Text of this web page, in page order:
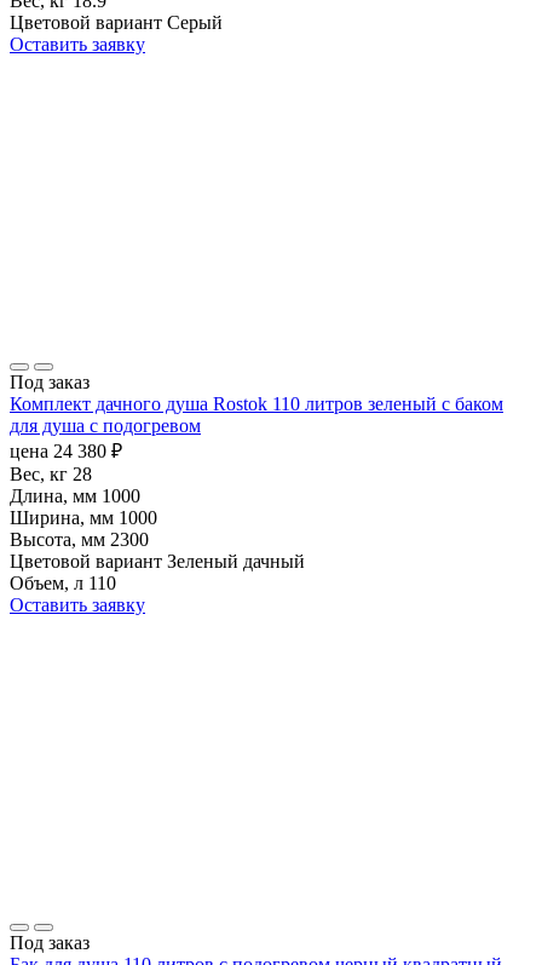
Цветовой вариант Серый
Оставить заявку
Под заказ
Комплект дачного душа Rostok 110 литров зеленый с баком
для душа с подогревом
цена 24 380 ₽
Вес, кг 28
Длина, мм 1000
Ширина, мм 1000
Высота, мм 2300
Цветовой вариант Зеленый дачный
Объем, л 110
Оставить заявку
Под заказ